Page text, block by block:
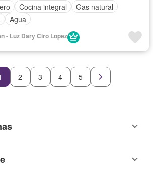
Cocina integral
Gas natural
Agua
- Luz Dary Ciro Lopez
2 3 4 5